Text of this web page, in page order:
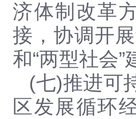
济体制改革
接，协调开
和“两型社会
(七)推进可
区发展循环